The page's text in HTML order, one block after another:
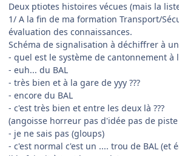
Deux ptiotes histoires vécues (mais la
1/ A la fin de ma formation Transport/
évaluation des connaissances.
Schéma de signalisation à déchiffrer à
- quel est le système de cantonnement à
- euh... du BAL
- très bien et à la gare de yyy ???
- encore du BAL
- c'est très bien et entre les deux là ???
(angoisse horreur pas d'idée pas de
- je ne sais pas (gloups)
- c'est normal c'est un .... trou de BAL (et